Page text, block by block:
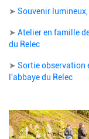
➤ Souvenir
➤ Atelier en famille
du Relec
➤ Sortie observation
l'abbaye du Relec
Image